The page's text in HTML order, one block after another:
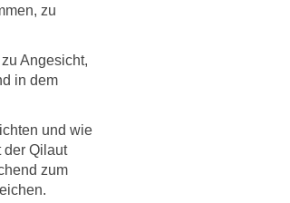
zu
Angesicht,
in dem
und wie
der Qilaut
zum